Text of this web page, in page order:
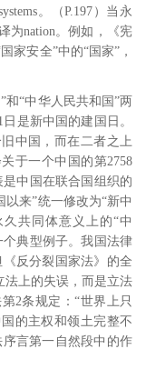
。 （P.197 ）当永
为nation。例如，《宪
家安全”中的“国家”，
和“中华人民共和国”两
日是新中国的建国日。
中国，而在二者之上
于一个中国的第2758
中国在联合国组织的
来”统一修改为“新中
共同体意义上的“中
典型例子。我国法律
《反分裂国家法》的全
法上的失误，而是立法
第2条规定：“世界上只
的主权和领土完整不
言第一自然段中的作